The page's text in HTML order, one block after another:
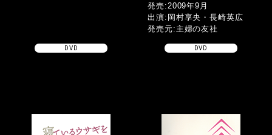
DVD
発売:2009年9月
出演:岡村享央・長崎英広
発売元:主婦の友社
DVD